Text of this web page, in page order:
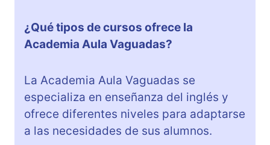
¿Qué tipos de cursos ofrece la
Academia Aula Vaguadas?
La Academia Aula Vaguadas se
especializa en enseñanza del inglés y
ofrece diferentes niveles para adaptarse
a las necesidades de sus alumnos.